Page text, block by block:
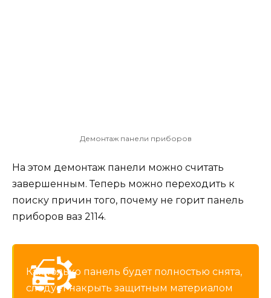
Демонтаж панели приборов
На этом демонтаж панели можно считать
завершенным. Теперь можно переходить к
поиску причин того, почему не горит панель
приборов ваз 2114.
Как только панель будет полностью снята,
следует накрыть защитным материалом